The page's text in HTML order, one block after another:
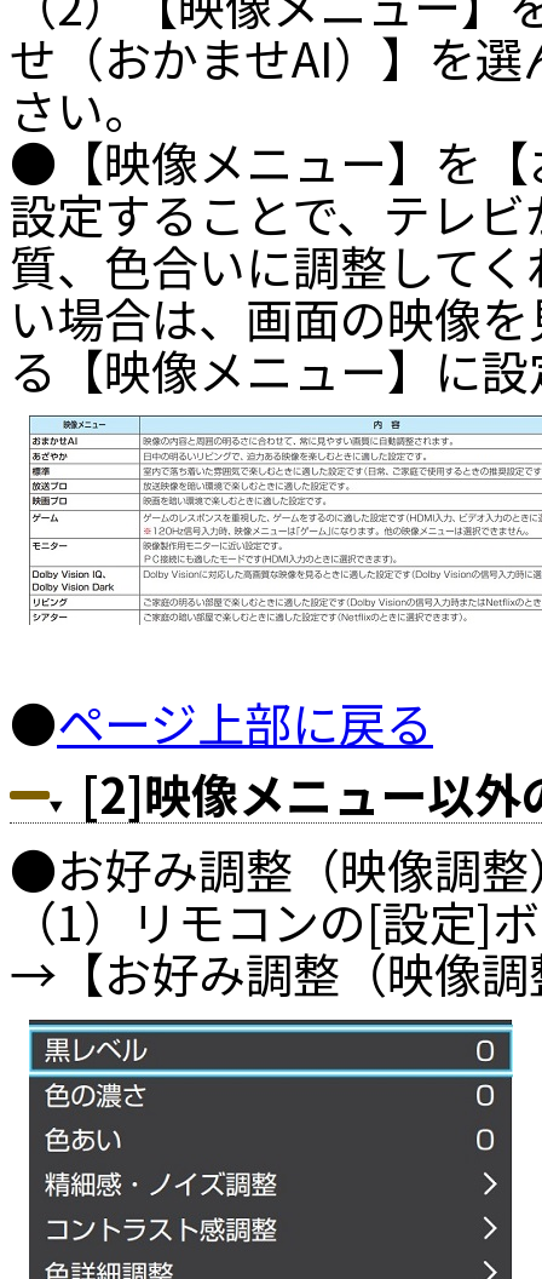
せ（おかませAI）】を
さい。
●【映像メニュー】を【
設定することで、テレ
質、色合いに調整して
い場合は、画面の映像
る【映像メニュー】に
●ページ上部に戻る
[2]映像メニュー以外
●お好み調整（映像調整
（1）リモコンの[設定]
→【お好み調整（映像調